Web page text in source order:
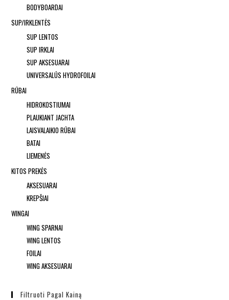
BODYBOARDAI
SUP/IRKLENTĖS
SUP LENTOS
SUP IRKLAI
SUP AKSESUARAI
UNIVERSALŪS HYDROFOILAI
RŪBAI
HIDROKOSTIUMAI
PLAUKIANT JACHTA
LAISVALAIKIO RŪBAI
BATAI
LIEMENĖS
KITOS PREKĖS
AKSESUARAI
KREPŠIAI
WINGAI
WING SPARNAI
WING LENTOS
FOILAI
WING AKSESUARAI
Filtruoti Pagal Kainą